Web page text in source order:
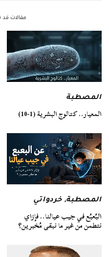
مقالات قد
المصطبة
المعيار.. كتالوج البشرية (1-10)
المصطبة,خردواتي
البُعبُع في جيب عيالنا.. فإزاي
نتطمن من غير ما نبقى مُخبرين؟